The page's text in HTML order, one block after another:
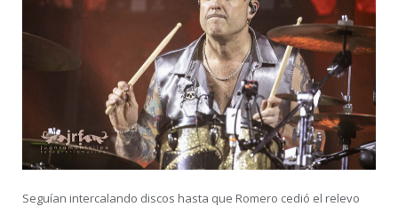
Seguían intercalando discos hasta que Romero cedió el relevo